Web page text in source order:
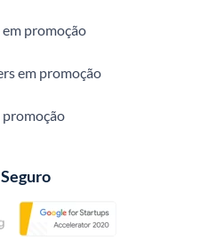
promoção
em promoção
promoção